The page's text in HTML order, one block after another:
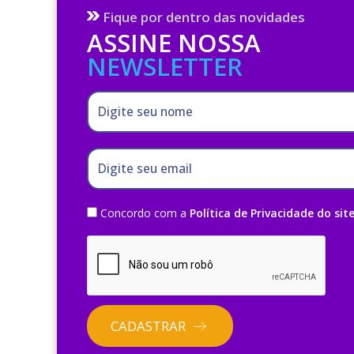
Fique por dentro das novidades
ASSINE NOSSA
NEWSLETTER
Digite seu nome
Digite seu email
Concordo com a Política de Privacidade do site
CADASTRAR